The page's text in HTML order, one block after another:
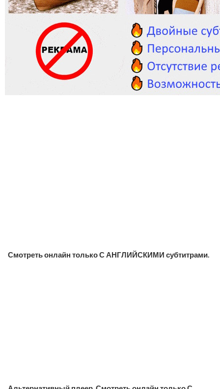
Смотреть онлайн только С АНГЛИЙСКИМИ субтитрами.